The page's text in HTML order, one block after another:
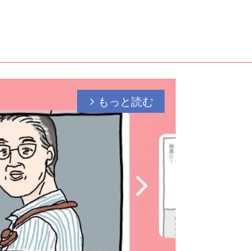
arrow_forward_ios もっと読む